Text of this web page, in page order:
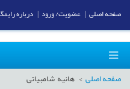
صفحه اصلی هانیه شامبیاتی
صفحه اصلی عضویت/ ورود درباره رایمگ